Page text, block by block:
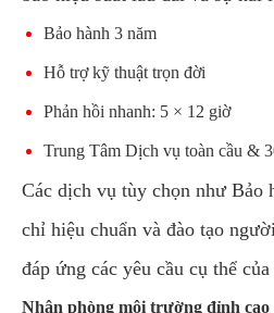
Bảo hành 3 năm
Hỗ trợ kỹ thuật trọn đời
Phản hồi nhanh: 5 × 12 giờ
Trung Tâm Dịch vụ toàn cầu &
Các dịch vụ tùy chọn như Bảo
chỉ hiệu chuẩn và đào tạo
đáp ứng các yêu cầu cụ thể
Nhận phòng môi trường đỉnh cao